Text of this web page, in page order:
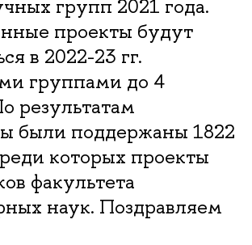
групп 2021 года.
проекты будут
в 2022-23 гг.
группами до 4
результатам
были поддержаны 1822
которых проекты
факультета
наук. Поздравляем